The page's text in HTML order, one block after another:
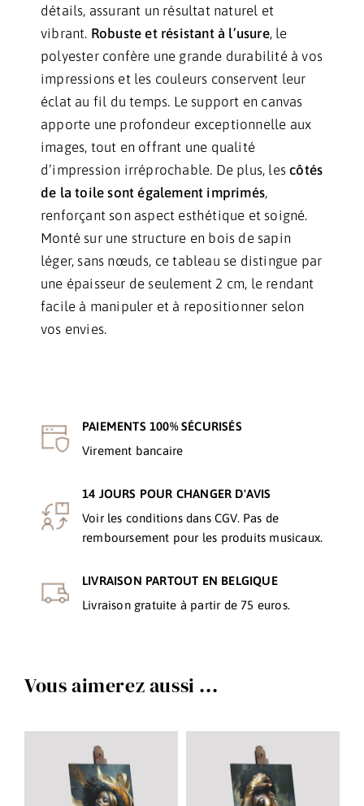
détails, assurant un résultat naturel et
vibrant. Robuste et résistant à l’usure, le
polyester confère une grande durabilité à vos
impressions et les couleurs conservent leur
éclat au fil du temps. Le support en canvas
apporte une profondeur exceptionnelle aux
images, tout en offrant une qualité
d’impression irréprochable. De plus, lescôtés
de la toile sont également imprimés,
renforçant son aspect esthétique et soigné.
Monté sur une structure en bois de sapin
léger, sans nœuds, ce tableau se distingue par
une épaisseur de seulement 2 cm, le rendant
facile à manipuler et à repositionner selon
vos envies.
PAIEMENTS 100% SÉCURISÉS
Virement bancaire
14 JOURS POUR CHANGER D'AVIS
Voir les conditions dans CGV. Pas de
remboursement pour les produits musicaux.
LIVRAISON PARTOUT EN BELGIQUE
Livraison gratuite à partir de 75 euros.
Vous aimerez aussi ...